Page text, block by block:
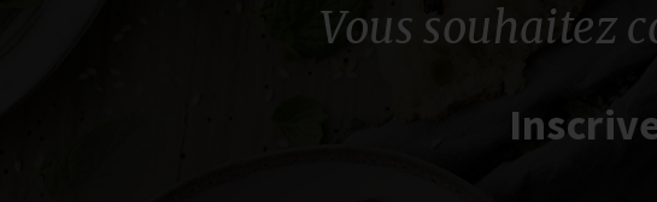
Vous souhaitez